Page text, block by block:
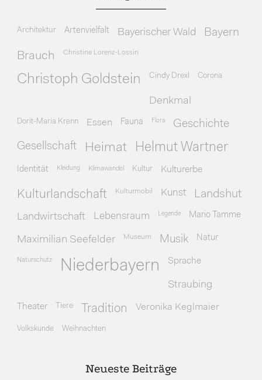
Architektur Artenvielfalt Bayerischer Wald Bayern
Brauch Christine Lorenz-Lossin
Christoph Goldstein Cindy Drexl Corona
Denkmal
Dorit-Maria Krenn Essen Fauna Flora Geschichte
Gesellschaft Heimat Helmut Wartner
Identität Kleidung Klimawandel Kultur Kulturerbe
Kulturlandschaft Kulturmobil Kunst Landshut
Landwirtschaft Lebensraum Legende Mario Tamme
Maximilian Seefelder Museum Musik Natur
Naturschutz Niederbayern Sprache
Straubing
Theater Tiere Tradition Veronika Keglmaier
Volkskunde Weihnachten
Neueste Beiträge